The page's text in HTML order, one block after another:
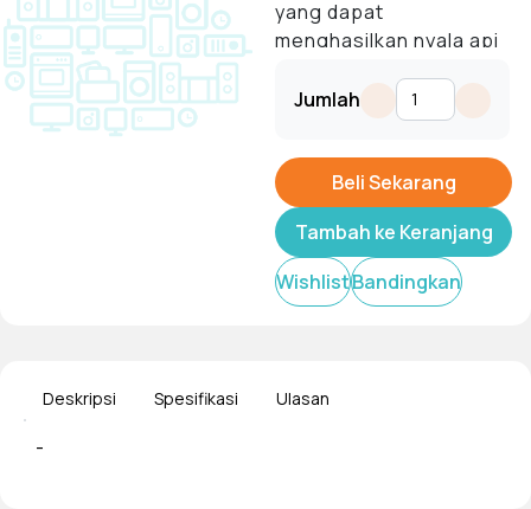
yang dapat
menghasilkan nyala api
memberikan
pembakaran dengan
sempurna. Dengan jenis
api besar yang
membuat Anda dapat
melakukan proses
memasak dengan
cepat. Terdapat
kebutuhan. Kompor ini
Jumlah
Beli Sekarang
Tambah ke Keranjang
WishlistBandingkan
Deskripsi Spesifikasi Ulasan
-